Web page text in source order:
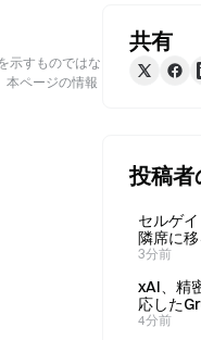
示すものではな
本ページの情報
共有
投稿者
セルゲ
隣席に
最前線に
3分前
xAI、精
応した
リース
4分前